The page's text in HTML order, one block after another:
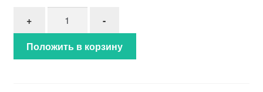
+
-
Положить в корзину